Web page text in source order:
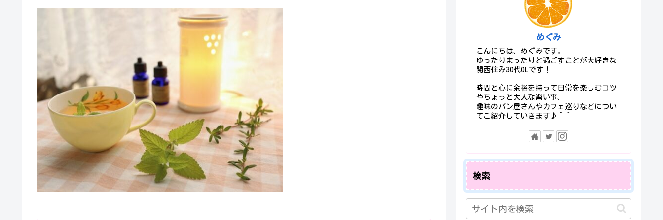
めぐみ
こんにちは、めぐみです。
ゆったりまったりと過ごすことが大好きな
関西住み30代OLです！
時間と心に余裕を持って日常を楽しむコツ
やちょっと大人な習い事、
趣味のパン屋さんやカフェ巡りなどについ
てご紹介していきます♪＾＾
検索